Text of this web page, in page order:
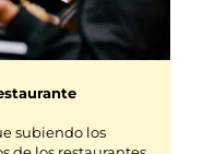
subiendo los